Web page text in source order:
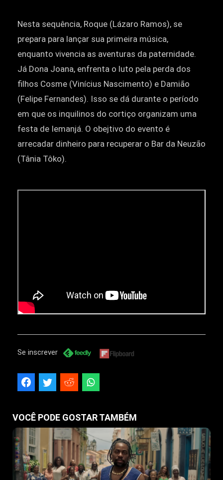
Nesta sequência, Roque (Lázaro Ramos), se
prepara para lançar sua primeira música,
enquanto vivencia as aventuras da paternidade.
Já Dona Joana, enfrenta o luto pela perda dos
filhos Cosme (Vinícius Nascimento) e Damião
(Felipe Fernandes). Isso se dá durante o período
em que os inquilinos do cortiço organizam uma
festa de Iemanjá. O obejtivo do evento é
arrecadar dinheiro para recuperar o Bar da Neuzão
(Tânia Tôko).
Se inscrever
VOCÊ PODE GOSTAR TAMBÉM